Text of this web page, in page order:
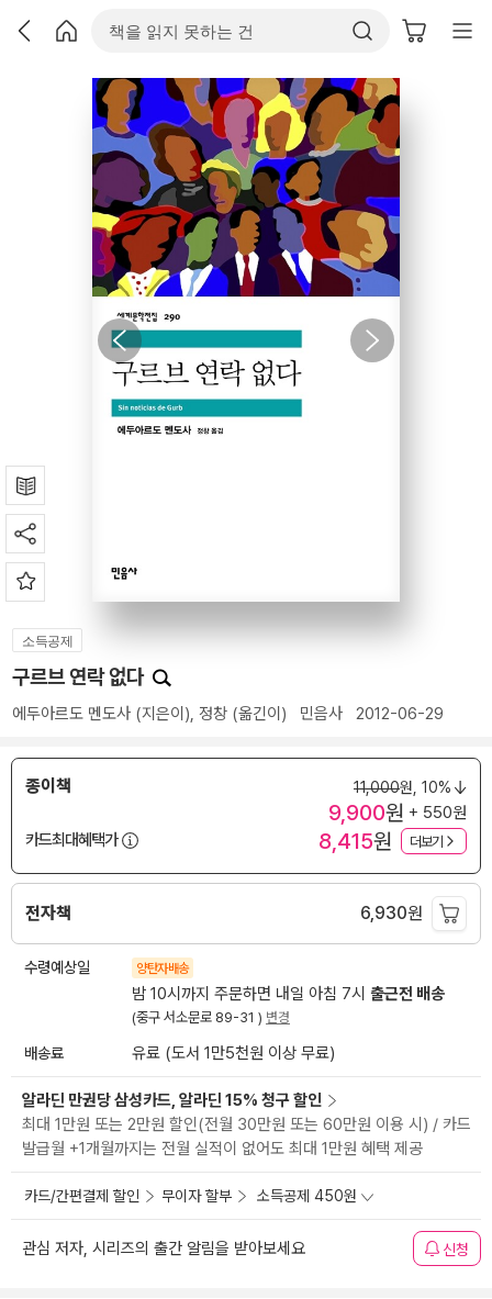
소득공제
구르브 연락 없다
에두아르도 멘도사 (지은이), 정창 (옮긴이) 민음사 2012-06-29
종이책 11,000원, 10%
9,900원 + 550원
카드최대혜택가
8,415원 더보기
전자책 6,930원
수령예상일 양탄자배송
밤 10시까지 주문하면 내일 아침 7시 출근전 배송
(중구 서소문로 89-31 ) 변경
배송료 유료 (도서 1만5천원 이상 무료)
알라딘 만권당 삼성카드, 알라딘 15% 청구 할인
최대 1만원 또는 2만원 할인(전월 30만원 또는 60만원 이용 시) / 카드
발급월 +1개월까지는 전월 실적이 없어도 최대 1만원 혜택 제공
카드/간편결제 할인 무이자 할부 소득공제 450원
관심 저자, 시리즈의 출간 알림을 받아보세요 신청